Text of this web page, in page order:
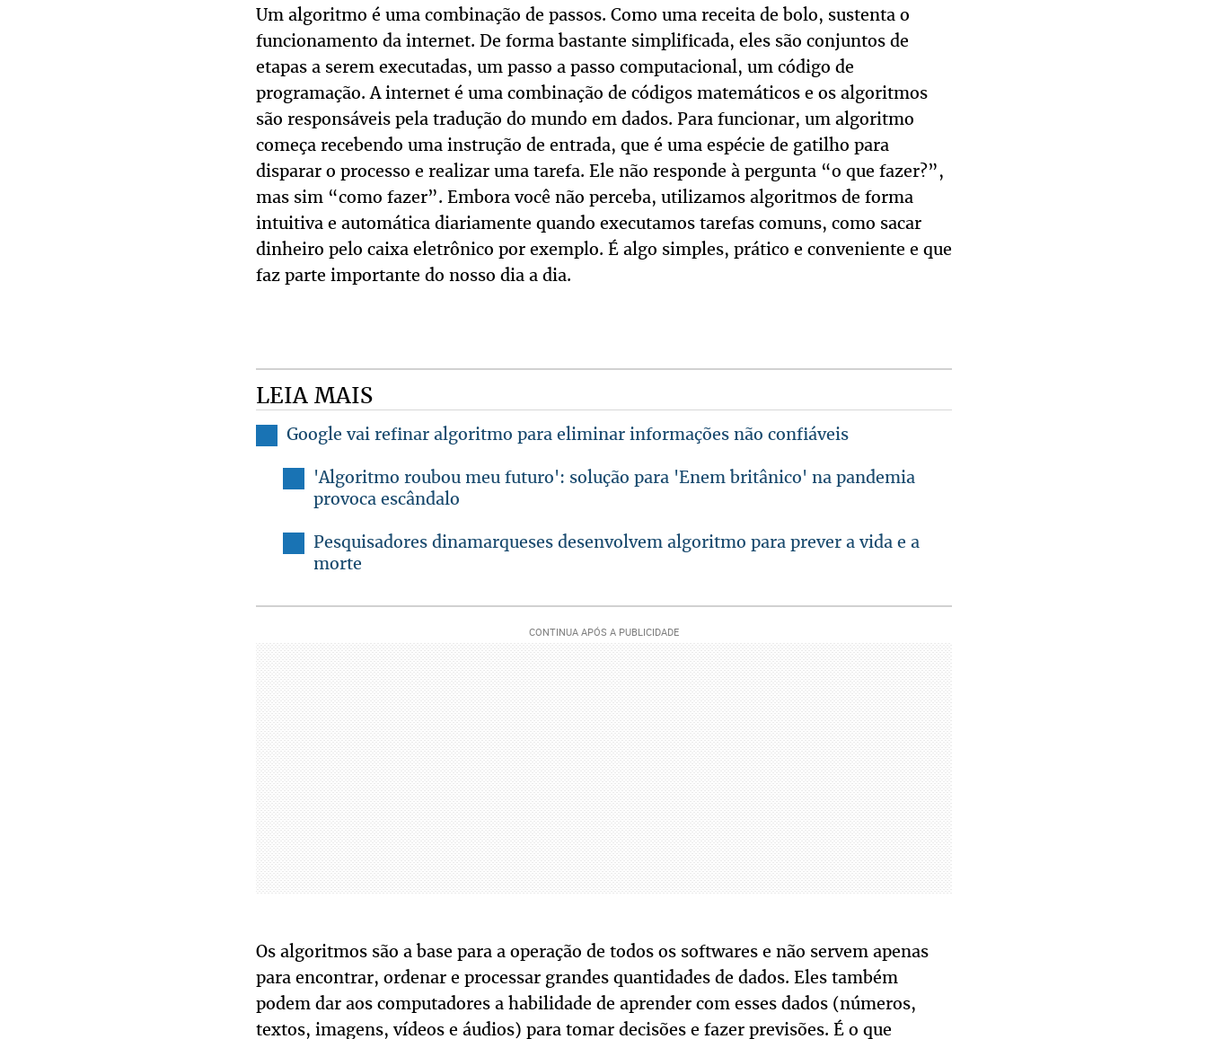
Um algoritmo é uma combinação de passos. Como uma receita de bolo, sustenta o
funcionamento da internet. De forma bastante simplificada, eles são conjuntos de
etapas a serem executadas, um passo a passo computacional, um código de
programação. A internet é uma combinação de códigos matemáticos e os algoritmos
são responsáveis pela tradução do mundo em dados. Para funcionar, um algoritmo
começa recebendo uma instrução de entrada, que é uma espécie de gatilho para
disparar o processo e realizar uma tarefa. Ele não responde à pergunta “o que fazer?”,
mas sim “como fazer”. Embora você não perceba, utilizamos algoritmos de forma
intuitiva e automática diariamente quando executamos tarefas comuns, como sacar
dinheiro pelo caixa eletrônico por exemplo. É algo simples, prático e conveniente e que
faz parte importante do nosso dia a dia.
LEIA MAIS
Google vai refinar algoritmo para eliminar informações não confiáveis
'Algoritmo roubou meu futuro': solução para 'Enem britânico' na pandemia
provoca escândalo
Pesquisadores dinamarqueses desenvolvem algoritmo para prever a vida e a
morte
Os algoritmos são a base para a operação de todos os softwares e não servem apenas
para encontrar, ordenar e processar grandes quantidades de dados. Eles também
podem dar aos computadores a habilidade de aprender com esses dados (números,
textos, imagens, vídeos e áudios) para tomar decisões e fazer previsões. É o que